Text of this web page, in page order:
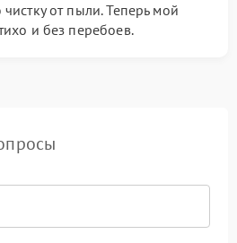
от пыли. Теперь мой
и без перебоев.